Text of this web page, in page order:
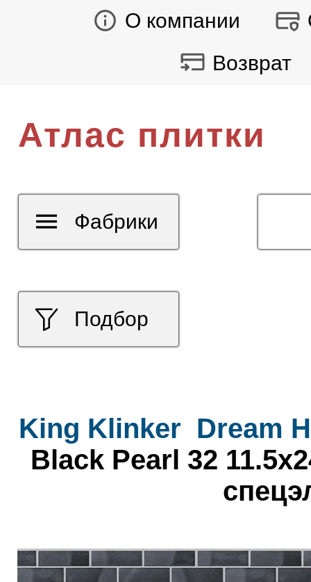
О компании
Возврат
Атлас плитки
Подбор
Фабрики
King Klinker Dream
Black Pearl 32